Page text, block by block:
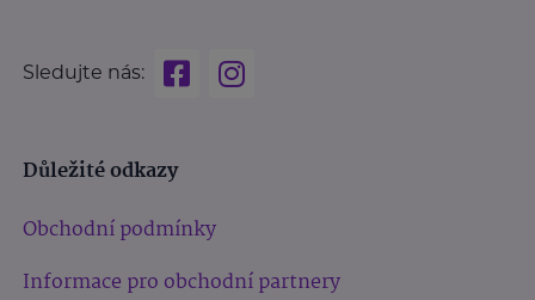
Sledujte nás:
Důležité odkazy
Obchodní podmínky
Informace pro obchodní partnery